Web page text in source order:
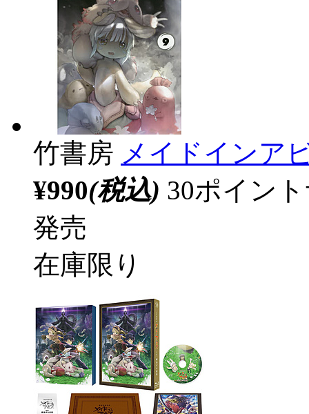
竹書房 メイドインア
¥990(税込) 30ポイン
発売
在庫限り